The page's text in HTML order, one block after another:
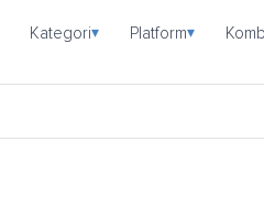
Kategori▾ Platform▾